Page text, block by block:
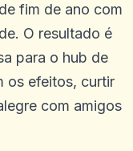
fim de ano com
O resultado é
para o hub de
os efeitos, curtir
com amigos
e opções de
trouxe de volta ao